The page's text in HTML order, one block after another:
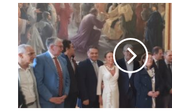
Cava-
Costiera,
presentata
stamattina
l'operatività
dell'ASCCCA